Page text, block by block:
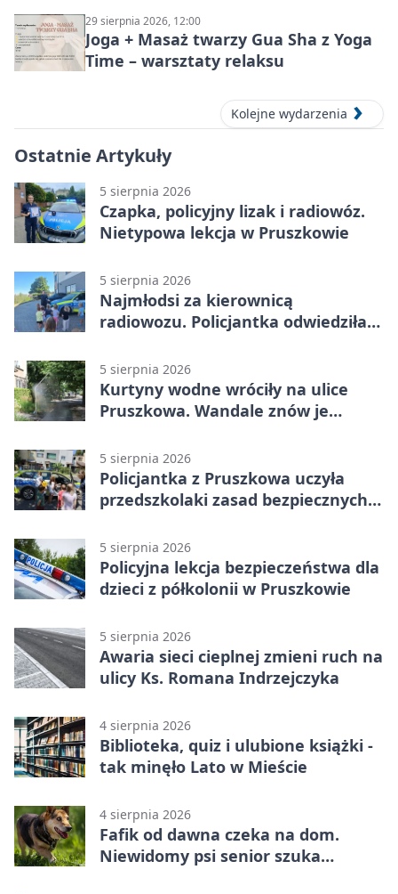
29 sierpnia 2026, 12:00
Joga + Masaż twarzy Gua Sha z Yoga
Time – warsztaty relaksu
Kolejne wydarzenia
Ostatnie Artykuły
5 sierpnia 2026
Czapka, policyjny lizak i radiowóz.
Nietypowa lekcja w Pruszkowie
5 sierpnia 2026
Najmłodsi za kierownicą
radiowozu. Policjantka odwiedziła
5 sierpnia 2026
Kurtyny wodne wróciły na ulice
Pruszkowa. Wandale znów je
5 sierpnia 2026
Policjantka z Pruszkowa uczyła
przedszkolaki zasad bezpiecznych
5 sierpnia 2026
Policyjna lekcja bezpieczeństwa dla
dzieci z półkolonii w Pruszkowie
5 sierpnia 2026
Awaria sieci cieplnej zmieni ruch na
ulicy Ks. Romana Indrzejczyka
4 sierpnia 2026
Biblioteka, quiz i ulubione książki -
tak minęło Lato w Mieście
4 sierpnia 2026
Fafik od dawna czeka na dom.
Niewidomy psi senior szuka